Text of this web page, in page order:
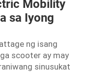
Mobility
sa Iyong
ng isang
scooter ay may
sinusukat